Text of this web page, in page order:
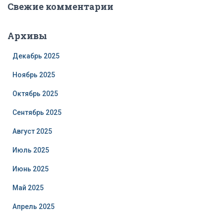
Свежие комментарии
Архивы
Декабрь 2025
Ноябрь 2025
Октябрь 2025
Сентябрь 2025
Август 2025
Июль 2025
Июнь 2025
Май 2025
Апрель 2025